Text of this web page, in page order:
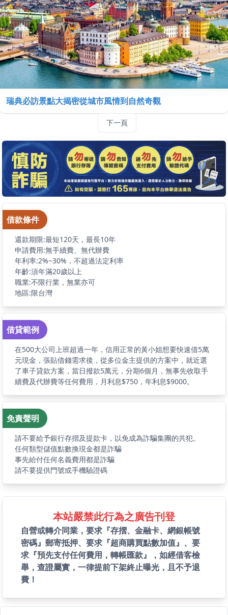
瑞典必訪景點大揭密從城市風情到自然奇觀
下一頁
借款條件
還款期限:最短120天，最長10年
申請費用:無手續費、無代辦費
年利率:2%~30%，不超過法定利率
年齡:須年滿20歲以上
職業:不限行業，無業亦可
地區:限台灣
借貸範例
在500大公司上班超過一年，信用正常的黃小姐想要快速借5萬
元現金，張貼借錢需求後，從多位金主提供的方案中，就近選
了車子貸款方案，當日撥款5萬元，分期6個月，無事先收取手
續費及代辦費等任何費用，月利息$750，年利息$9000。
免責聲明
請不要給予銀行存摺及提款卡，以免成為詐騙集團的共犯。
任何類型儲值點數換現金都是詐騙
事先給付任何名義費用都是詐騙
請不要提供門號或手機驗證碼
本站嚴禁此行為之廣告刊登
自營或轉介同業，要求『存摺、金融卡、網銀帳號
密碼』郵寄抵押、要求『超商購買點數加值』、要
求『預先支付任何費用，轉帳匯款』，如經借客檢
舉，查證屬實，一律提前下架終止曝光，且不予退
費！